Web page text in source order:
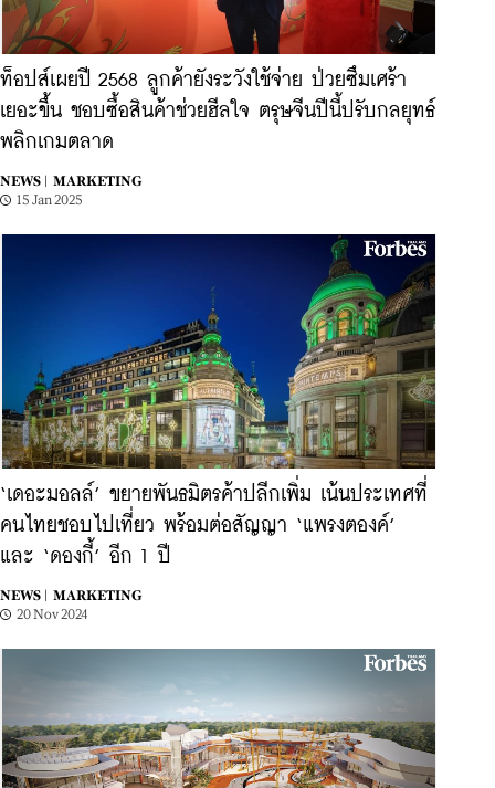
ท็อปส์เผยปี 2568 ลูกค้ายังระวังใช้จ่าย ป่วยซึมเศร้า
เยอะขึ้น ชอบซื้อสินค้าช่วยฮีลใจ ตรุษจีนปีนี้ปรับกลยุทธ์
พลิกเกมตลาด
NEWS |
MARKETING
15 Jan 2025
‘เดอะมอลล์’ ขยายพันธมิตรค้าปลีกเพิ่ม เน้นประเทศที่
คนไทยชอบไปเที่ยว พร้อมต่อสัญญา ‘แพรงตองค์’
และ ‘ดองกี้’ อีก 1 ปี
NEWS |
MARKETING
20 Nov 2024